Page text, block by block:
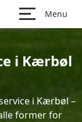
Menu
i Kærbøl
i Kærbøl –
former for